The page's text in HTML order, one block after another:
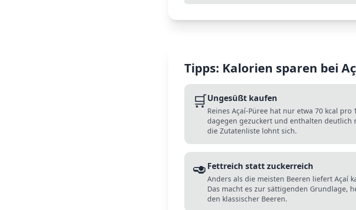
Tipps: Kalorien sparen bei
🛒Ungesüßt kaufen
Reines Açaí-Püree hat nur etwa 70 kcal pro
dagegen gezuckert und enthalten deutlich
die Zutatenliste lohnt sich.
🥑Fettreich statt zuckerreich
Anders als die meisten Beeren liefert Açaí
Das macht es zur sättigenden Grundlage,
den klassischer Beeren.